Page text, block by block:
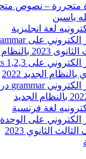
متحررة – نصوص
ياسين
لغة انجليزية
2023 بالنظام الجديد
بالنظام الجديد 2022
لغة فرنسية
الكتروني على
الثانوي 2023